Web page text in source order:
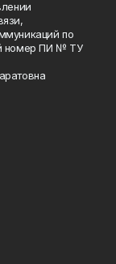
по
номер ПИ № ТУ